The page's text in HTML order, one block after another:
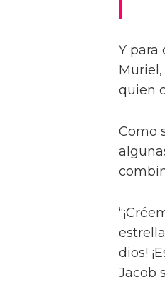
Y para
quien
Como
dios!
Jacob